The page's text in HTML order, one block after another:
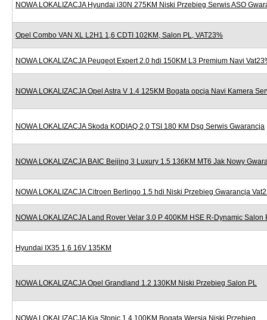
NOWA LOKALIZACJA Hyundai i30N 275KM Niski Przebieg Serwis ASO
Opel Combo VAN XL L2H1 1,6 CDTI 102KM, Salon PL, VAT23%
NOWA LOKALIZACJA Peugeot Expert 2.0 hdi 150KM L3 Premium Navi
NOWA LOKALIZACJA Opel Astra V 1.4 125KM Bogata opcja Navi Kamera
NOWA LOKALIZACJA Skoda KODIAQ 2,0 TSI 180 KM Dsg Serwis Gwarancja
NOWA LOKALIZACJA BAIC Beijing 3 Luxury 1.5 136KM MT6 Jak Nowy
NOWA LOKALIZACJA Citroen Berlingo 1.5 hdi Niski Przebieg Gwarancja
NOWA LOKALIZACJA Land Rover Velar 3.0 P 400KM HSE R-Dynamic Salon
Hyundai IX35 1,6 16V 135KM
NOWA LOKALIZACJA Opel Grandland 1.2 130KM Niski Przebieg Salon PL
NOWA LOKALIZACJA Kia Stonic 1.4 100KM Bogata Wersja Niski Przebieg